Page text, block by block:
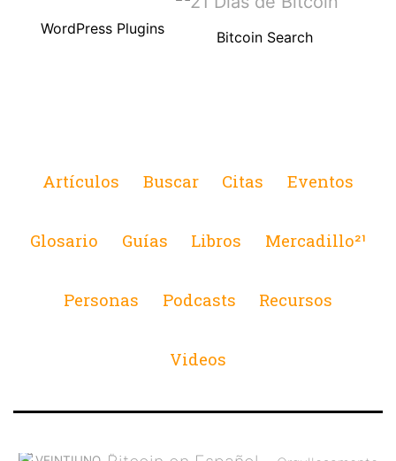
WordPress Plugins Bitcoin Search
Artículos Buscar Citas Eventos
Glosario Guías Libros Mercadillo²¹
Personas Podcasts Recursos
Videos